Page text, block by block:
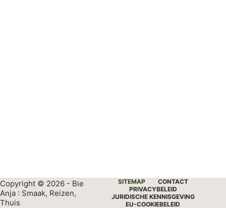
Copyright © 2026 - Bie
Anja : Smaak, Reizen,
Thuis
SITEMAP
CONTACT
PRIVACYBELEID
JURIDISCHE KENNISGEVING
EU-COOKIEBELEID